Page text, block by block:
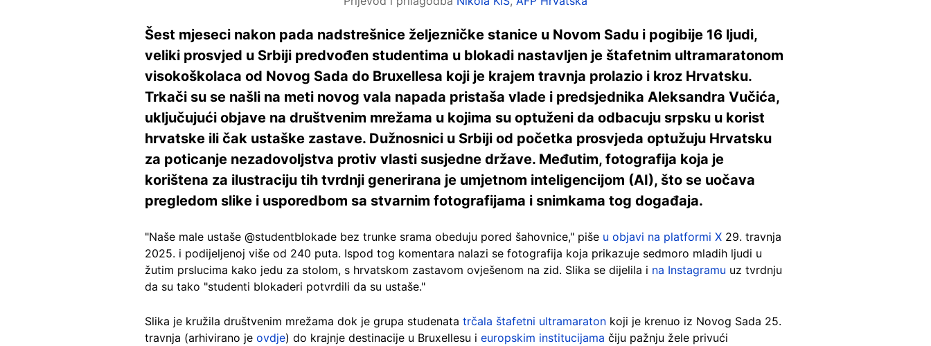
Šest mjeseci nakon pada nadstrešnice željezničke stanice u Novom Sadu i pogibije 16 ljudi,
veliki prosvjed u Srbiji predvođen studentima u blokadi nastavljen je štafetnim ultramaratonom
visokoškolaca od Novog Sada do Bruxellesa koji je krajem travnja prolazio i kroz Hrvatsku.
Trkači su se našli na meti novog vala napada pristaša vlade i predsjednika Aleksandra Vučića,
uključujući objave na društvenim mrežama u kojima su optuženi da odbacuju srpsku u korist
hrvatske ili čak ustaške zastave. Dužnosnici u Srbiji od početka prosvjeda optužuju Hrvatsku
za poticanje nezadovoljstva protiv vlasti susjedne države. Međutim, fotografija koja je
korištena za ilustraciju tih tvrdnji generirana je umjetnom inteligencijom (AI), što se uočava
pregledom slike i usporedbom sa stvarnim fotografijama i snimkama tog događaja.
"Naše male ustaše @studentblokade bez trunke srama obeduju pored šahovnice," piše u objavi na platformi X 29. travnja
2025. i podijeljenoj više od 240 puta. Ispod tog komentara nalazi se fotografija koja prikazuje sedmoro mladih ljudi u
žutim prslucima kako jedu za stolom, s hrvatskom zastavom ovješenom na zid. Slika se dijelila i na Instagramu uz tvrdnju
da su tako "studenti blokaderi potvrdili da su ustaše."
Slika je kružila društvenim mrežama dok je grupa studenata trčala štafetni ultramaraton koji je krenuo iz Novog Sada 25.
travnja (arhivirano je ovdje) do krajnje destinacije u Bruxellesu i europskim institucijama čiju pažnju žele privući